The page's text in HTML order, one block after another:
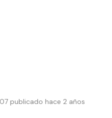
publicado hace 2 años